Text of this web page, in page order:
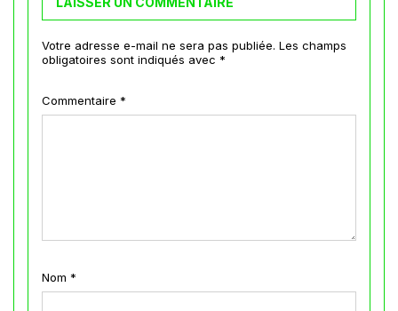
Votre adresse e-mail ne sera pas publiée. Les champs
obligatoires sont indiqués avec *
Commentaire *
Nom *